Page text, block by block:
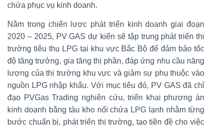
chứa phục vụ kinh doanh.
Nằm trong chiến lược phát triển kinh doanh giai đoạn
2020 – 2025, PV GAS dự kiến sẽ tập trung phát triển thị
trường tiêu thụ LPG tại khu vực Bắc Bộ để đảm bảo tốc
độ tăng trưởng, gia tăng thị phần, đáp ứng nhu cầu năng
lượng của thị trường khu vực và giảm sự phụ thuộc vào
nguồn LPG nhập khẩu. Với mục tiêu đó, PV GAS đã chỉ
đạo PVGas Trading nghiên cứu, triển khai phương án
kinh doanh bằng tàu kho nổi chứa LPG lạnh nhằm từng
bước chuẩn bị, phát triển thị trường, tạo tiền đề cho việc